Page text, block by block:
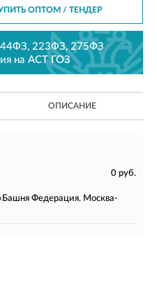
ОПТОМ/ ТЕНДЕР
44ФЗ, 223ФЗ, 275ФЗ
на АСТ ГОЗ
ОПИСАНИЕ
0 руб.
Федерация. Москва-